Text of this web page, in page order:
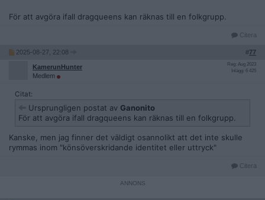
För att avgöra ifall dragqueens kan räknas till en folkgrupp.
Citera
2025-08-27, 22:08 #77
KamerunHunter
Medlem
Reg: Aug 2023
Inlägg: 6 425
Citat:
Ursprungligen postat av Ganonito
För att avgöra ifall dragqueens kan räknas till en folkgrupp.
Kanske, men jag finner det väldigt osannolikt att det inte skulle
rymmas inom "könsöverskridande identitet eller uttryck"
Citera